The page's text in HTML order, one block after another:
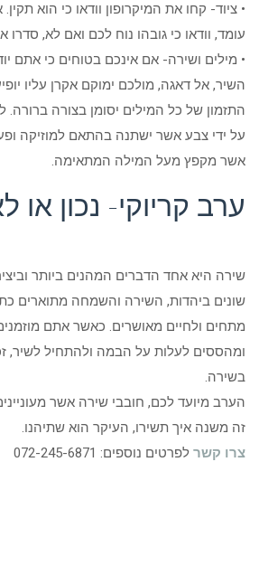
• ציוד- קחו את המיקרופון וודאו כי הוא
עומד, וודאו כי גובהו נוח לכם ואם לא, סדרו
• מילים ושירה- אם אינכם בטוחים כי אתם
השיר, אל דאגה, מולכם ימוקם אקרן עליו
התזמון של כל המילים יסומן בצורה ברורה.
על ידי צבע אשר ישתנה בהתאם למוזיקה
אשר מקפץ מעל המילה המתאימה.
ערב קריוקי- נכון או
שירה היא אחד הדברים המהנים ביותר
שונים ביהדות, השירה והשמחה מתוארים
מתחים ולחיים מאושרים. כאשר אתם
ומהססים לעלות על הבמה ולהתחיל לשיר,
בשירה.
הערב מיועד לכם, חובבי שירה אשר
זה משנה איך תשירו, העיקר הוא שתיהנו.
צרו קשר לפרטים נוספים: 072-245-6871